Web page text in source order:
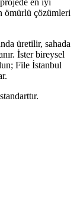
en iyi
ömürlü çözümleri
üretilir, sahada
İster bireysel
File İstanbul